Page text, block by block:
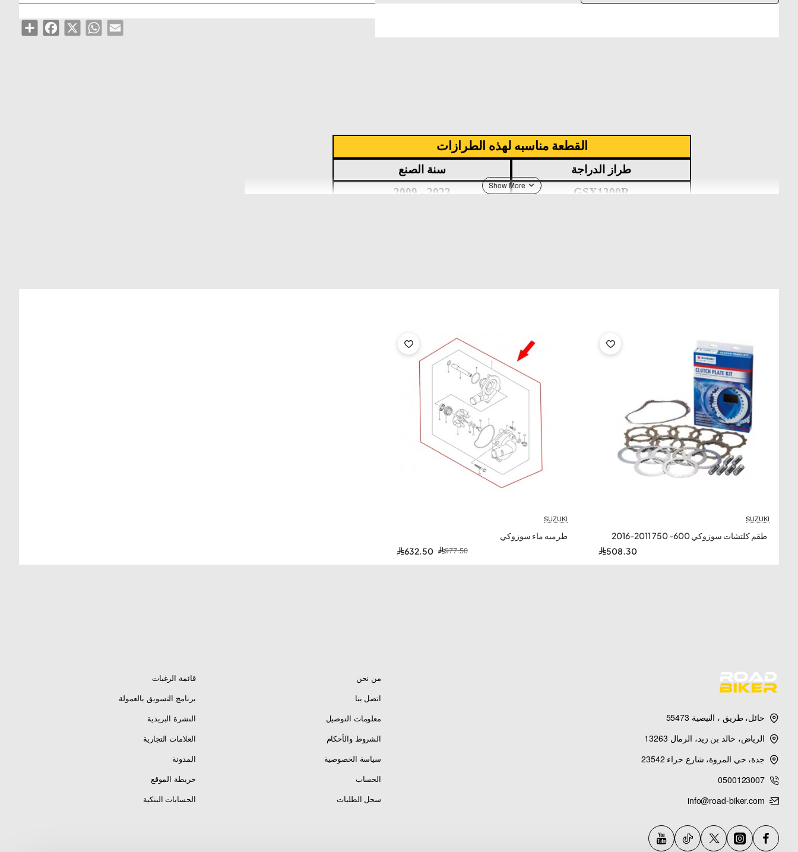
Share
Facebook X
WhatsApp Email
القطعة مناسبه لهذه الطرازات
طراز الدراجة
سنة الصنع
GSX1300R
2009 - 2023
SUZUKI
طقم كلتشات سوزوكي 600- 750 2011-2016
508.30
-35%
SUZUKI
طرمبه ماء سوزوكي
632.50
977.50
حائل، طريق ، النيصية 55473
الرياض، خالد بن زيد، الرمال 13263
جدة، حي المروة، شارع حراء 23542
0500123007
info@road-biker.com
من نحن
اتصل بنا
معلومات التوصيل
الشروط والأحكام
سياسة الخصوصية
الحساب
سجل الطلبات
قائمة الرغبات
برنامج التسويق بالعمولة
النشرة البريدية
العلامات التجارية
المدونة
خريطة الموقع
الحسابات البنكية